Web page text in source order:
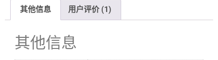
其他信息 用户评价 (1)
其他信息